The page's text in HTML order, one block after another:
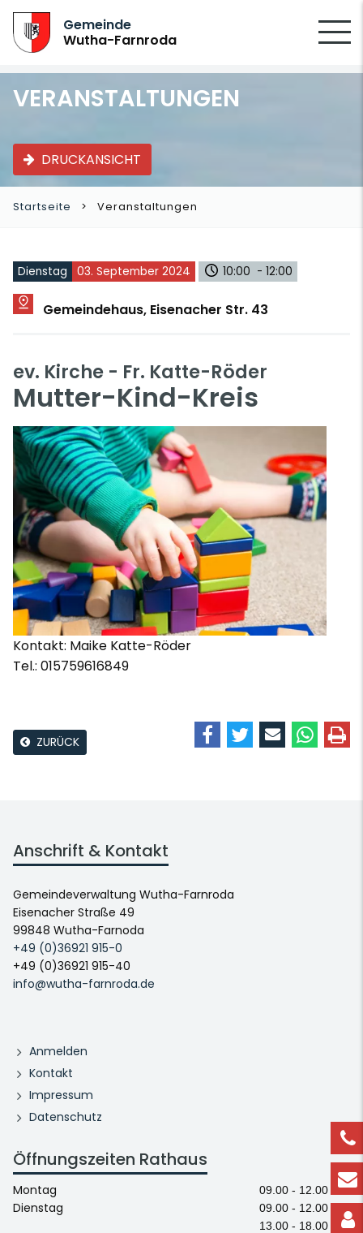
Gemeinde
Wutha-Farnroda
VERANSTALTUNGEN
DRUCKANSICHT
Startseite Veranstaltungen
Dienstag 03. September 2024 10:00 - 12:00
Gemeindehaus, Eisenacher Str. 43
ev. Kirche - Fr. Katte-Röder
Mutter-Kind-Kreis
Kontakt: Maike Katte-Röder
Tel.: 015759616849
ZURÜCK
Anschrift & Kontakt
Gemeindeverwaltung Wutha-Farnroda
Eisenacher Straße 49
99848 Wutha-Farnoda
+49 (0)36921 915-0
+49 (0)36921 915-40
info@wutha-farnroda.de
Anmelden
Kontakt
Impressum
Datenschutz
Öffnungszeiten Rathaus
Montag 09.00 - 12.00 Uhr
Dienstag
09.00 - 12.00 Uhr
13.00 - 18.00 Uhr